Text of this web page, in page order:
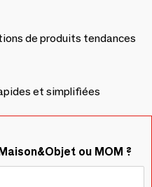
de produits tendances
et simplifiées
ou MOM ?